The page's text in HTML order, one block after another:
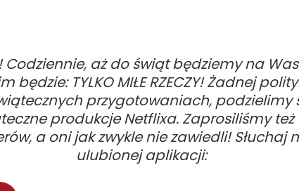
Codziennie, aż do świąt będziemy na
TYLKO MIŁE RZECZY! Żadnej
przygotowaniach, podzielimy
produkcje Netflixa. Zaprosiliśmy
a oni jak zwykle nie zawiedli! Słuchaj
ulubionej aplikacji: